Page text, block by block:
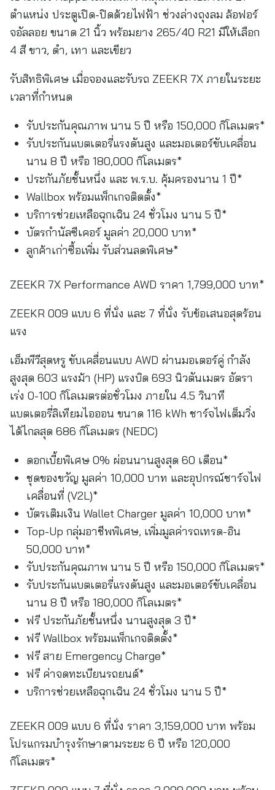
ตำแหน่ง ประตูเปิด-ปิดด้วยไฟฟ้า ช่วงล่างถุงลม ล้อฟอร์
จอัลลอย ขนาด 21 นิ้ว พร้อมยาง 265/40 R21 มีให้เลือก
4 สี ขาว, ดำ, เทา และเขียว
รับสิทธิพิเศษ เมื่อจองและรับรถ ZEEKR 7X ภายในระยะ
เวลาที่กำหนด
รับประกันคุณภาพ นาน 5 ปี หรือ 150,000 กิโลเมตร*
รับประกันแบตเตอรี่แรงดันสูง และมอเตอร์ขับเคลื่อน
นาน 8 ปี หรือ 180,000 กิโลเมตร*
ประกันภัยชั้นหนึ่ง และ พ.ร.บ. คุ้มครองนาน 1 ปี*
Wallbox พร้อมแพ็กเกจติดตั้ง*
บริการช่วยเหลือฉุกเฉิน 24 ชั่วโมง นาน 5 ปี*
บัตรกำนัลซีเคอร์ มูลค่า 20,000 บาท*
ลูกค้าเก่าซื้อเพิ่ม รับส่วนลดพิเศษ*
ZEEKR 7X Performance AWD ราคา 1,799,000 บาท*
ZEEKR 009 แบบ 6 ที่นั่ง และ 7 ที่นั่ง รับข้อเสนอสุดร้อน
แรง
เอ็มพีวีสุดหรู ขับเคลื่อนแบบ AWD ผ่านมอเตอร์คู่ กำลัง
สูงสุด 603 แรงม้า (HP) แรงบิด 693 นิวตันเมตร อัตรา
เร่ง 0-100 กิโลเมตรต่อชั่วโมง ภายใน 4.5 วินาที
แบตเตอรี่ลิเทียมไอออน ขนาด 116 kWh ชาร์จไฟเต็มวิ่ง
ได้ไกลสุด 686 กิโลเมตร (NEDC)
ดอกเบี้ยพิเศษ 0% ผ่อนนานสูงสุด 60 เดือน*
ชุดของขวัญ มูลค่า 10,000 บาท และอุปกรณ์ชาร์จไฟ
เคลื่อนที่ (V2L)*
บัตรเติมเงิน Wallet Charger มูลค่า 10,000 บาท*
Top-Up กลุ่มอาชีพพิเศษ, เพิ่มมูลค่ารถเทรด-อิน
50,000 บาท*
รับประกันคุณภาพ นาน 5 ปี หรือ 150,000 กิโลเมตร*
รับประกันแบตเตอรี่แรงดันสูง และมอเตอร์ขับเคลื่อน
นาน 8 ปี หรือ 180,000 กิโลเมตร*
ฟรี ประกันภัยชั้นหนึ่ง นานสูงสุด 3 ปี*
ฟรี Wallbox พร้อมแพ็กเกจติดตั้ง*
ฟรี สาย Emergency Charge*
ฟรี ค่าจดทะเบียนรถยนต์*
บริการช่วยเหลือฉุกเฉิน 24 ชั่วโมง นาน 5 ปี*
ZEEKR 009 แบบ 6 ที่นั่ง ราคา 3,159,000 บาท พร้อม
โปรแกรมบำรุงรักษาตามระยะ 6 ปี หรือ 120,000
กิโลเมตร*